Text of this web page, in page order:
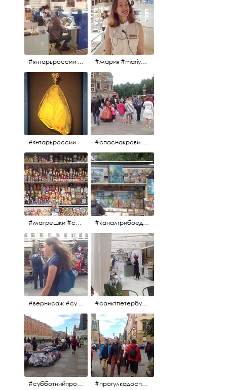
#янтарьроссии #янтарь #мария #mariya #янтарьроссии
#янтарьроссии #спаснакрови #михайловскийсад
#матрёшки #сувениры #вернисаж #каналгрибоедова #санктпетербург #вернисаж #
#вернисаж #сувениры #картины #санктпетербург #летнеекафе
#субботнийпроменад #набережнаяканалагрибоедова #санктпетербург #прогулкадоспасаиобратно #санктпетербург #15july2017 #субботнийпитерскийдень #субботнийпроменад #послеобеда